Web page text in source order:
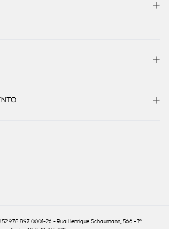
52.978.897.0001-26 - Rua Henrique Schaumann, 566 - 1º